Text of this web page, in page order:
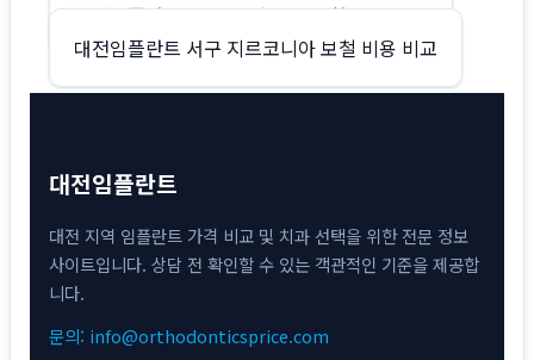
글
탐
대전임플란트 서구 65세 이상 보험 적용 정리
대전임플란트 서구 지르코니아 보철 비용 비교
대전임플란트
대전 지역 임플란트 가격 비교 및 치과 선택을 위한 전문 정보
사이트입니다. 상담 전 확인할 수 있는 객관적인 기준을 제공합
니다.
문의: info@orthodonticsprice.com